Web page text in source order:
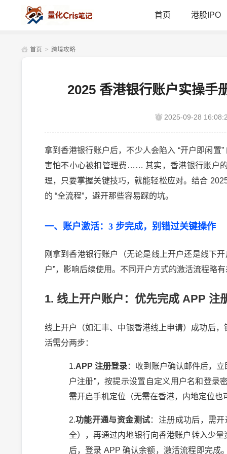
首页 港股IPO
首页 > 跨境攻略
2025 香港银行账户实操手
2025-09-28
拿到香港银行账户后，不少人会陷入 “开户即闲置”
害怕不小心被扣管理费 ……其实，香港银行账户
理，只要掌握关键技巧，就能轻松应对。结合
的 “全流程”，避开那些容易踩的坑。
一、账户激活： 3 步完成，别错过关键操作
刚拿到香港银行账户（无论是线上开户还是线下
户”，影响后续使用。不同开户方式的激活流程略
1. 线上开户账户：优先完成APP 注
线上开户（如汇丰、中银香港线上申请）成功后，
活需分两步：
1.APP 注册登录：收到账户确认邮件后，
户注册”，按提示设置自定义用户名和登录
需开启手机定位（无需在香港，内地定位也
2.功能开通与资金测试：注册成功后，需开
全），再通过内地银行向香港账户转入少量
后，登录 APP 确认余额，激活流程即完成